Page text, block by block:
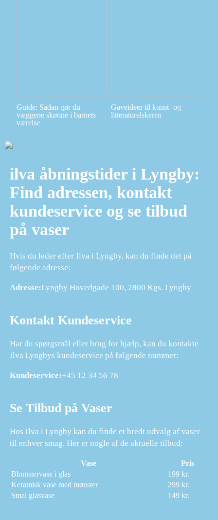
Guide: Sådan gør du
væggene skønne i barnets
værelse
Gaveideer til kunst- og
litteraturelskeren
ilva åbningstider i Lyngby:
Find adressen, kontakt
kundeservice og se tilbud
på vaser
Hvis du leder efter Ilva i Lyngby, kan du finde det på
følgende adresse:
Adresse:Lyngby Hovedgade 100, 2800 Kgs. Lyngby
Kontakt Kundeservice
Har du spørgsmål eller brug for hjælp, kan du kontakte
Ilva Lyngbys kundeservice på følgende nummer:
Kundeservice:+45 12 34 56 78
Se Tilbud på Vaser
Hos Ilva i Lyngby kan du finde et bredt udvalg af vaser
til enhver smag. Her er nogle af de aktuelle tilbud:
Vase
Pris
Blomstervase i glas
199 kr.
Keramisk vase med mønster
299 kr.
Smal glasvase
149 kr.